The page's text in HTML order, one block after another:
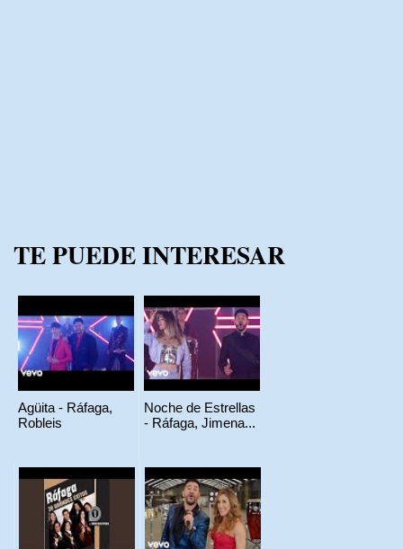
TE PUEDE INTERESAR
Agüita - Ráfaga,
Robleis
Noche de Estrellas
- Ráfaga, Jimena...